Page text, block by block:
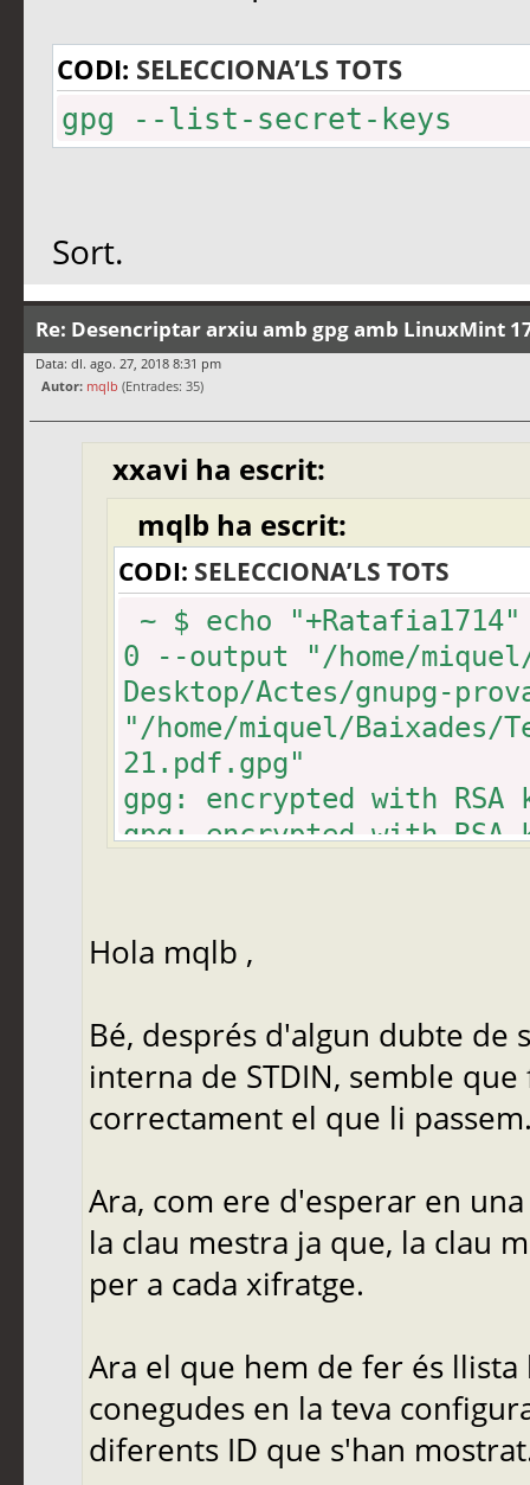
CODI: SELECCIONA’LS TOTS
gpg --list-secret-keys
Sort.
Re: Desencriptar arxiu amb gpg amb LinuxMint
Data: dl. ago. 27, 2018 8:31 pm
Autor: mqlb (Entrades: 35)
xxavi ha escrit:
mqlb ha escrit:
CODI: SELECCIONA’LS TOTS
~ $ echo
0 --output "/home/miquel/
Desktop/Actes/gnupg-
"/home/miquel/Baixades/
21.pdf.gpg"
gpg: encrypted with RSA
gpg: encrypted with RSA
gpg: encrypted with RSA
gpg: encrypted with RSA
gpg: encrypted with RSA
gpg: encrypted with RSA
gpg: ha fallat el
Hola mqlb ,
Bé, després d'algun dubte
interna de STDIN, semble
correctament el que li
Ara, com ere d'esperar en
la clau mestra ja que, la clau
per a cada xifratge.
Ara el que hem de fer és llista
conegudes en la teva
diferents ID que s'han